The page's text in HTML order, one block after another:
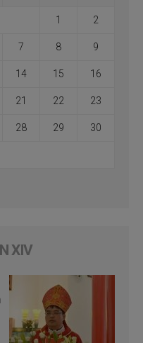
1 2
7 8 9
14 15 16
21 22 23
28 29 30
XIV